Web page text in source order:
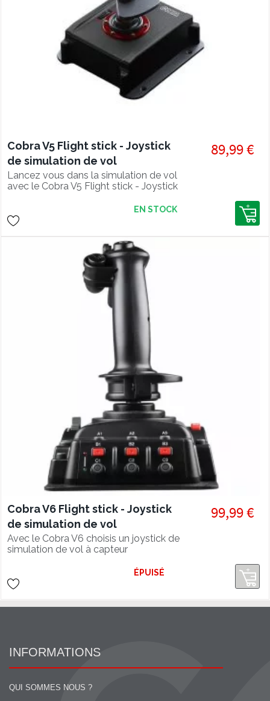
Cobra V5 Flight stick - Joystick
de simulation de vol
Lancez vous dans la simulation de vol
avec le Cobra V5 Flight stick - Joystick
89,99 €
EN STOCK
Cobra V6 Flight stick - Joystick
de simulation de vol
Avec le Cobra V6 choisis un joystick de
simulation de vol à capteur
99,99 €
ÉPUISÉ
INFORMATIONS
QUI SOMMES NOUS ?